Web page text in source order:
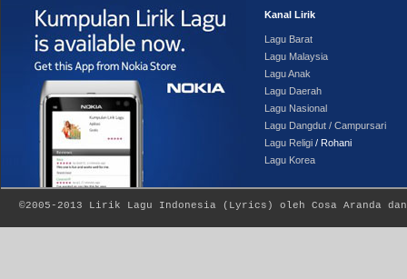
Kanal Lirik
Lagu Barat
Lagu Malaysia
Lagu Anak
Lagu Daerah
Lagu Nasional
Lagu Dangdut / Campursari
Lagu Religi / Rohani
Lagu Korea
©2005-2013 Lirik Lagu Indonesia ( Lyrics ) oleh Cosa Aranda